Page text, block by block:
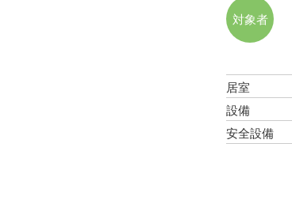
対象者
居室
設備
安全設備